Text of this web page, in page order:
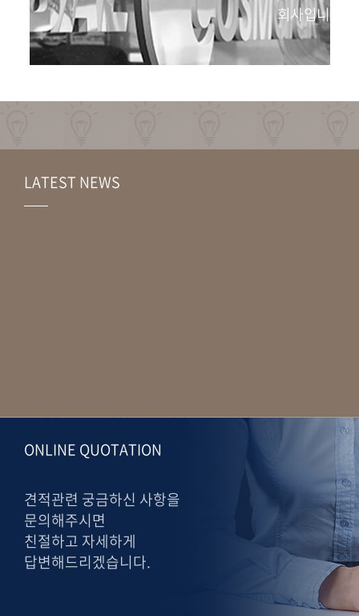
회사입니다
LATEST NEWS
ONLINE QUOTATION
견적관련 궁금하신 사항을
문의해주시면
친절하고 자세하게
답변해드리겠습니다.